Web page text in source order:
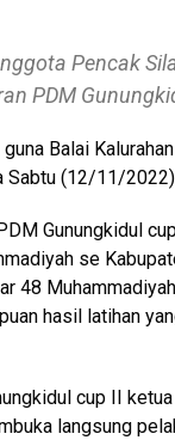
Pencak
PDM
Balai
Sabtu (12/11/
Gunungkidul
se
48
hasil latihan
cup II
langsung